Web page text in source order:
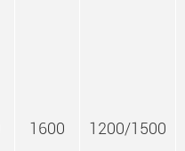
1600 1200/1500